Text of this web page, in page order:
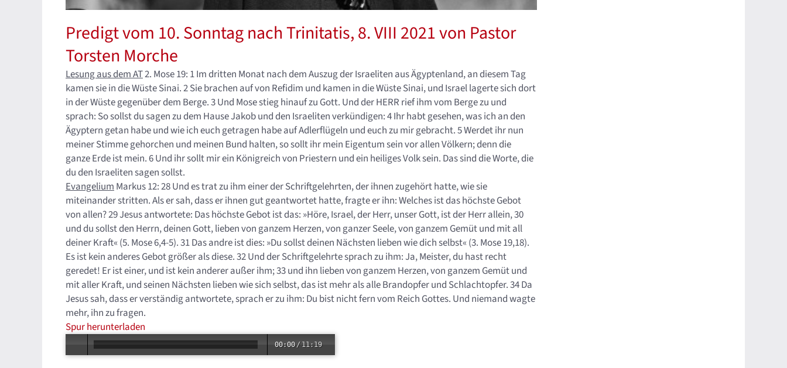
Predigt vom 10. Sonntag nach Trinitatis, 8. VIII 2021 von Pastor
Torsten Morche
Lesung aus dem AT2. Mose 19: 1 Im dritten Monat nach dem Auszug der Israeliten aus Ägyptenland, an diesem Tag
kamen sie in die Wüste Sinai. 2 Sie brachen auf von Refidim und kamen in die Wüste Sinai, und Israel lagerte sich dort
in der Wüste gegenüber dem Berge. 3 Und Mose stieg hinauf zu Gott. Und der HERR rief ihm vom Berge zu und
sprach: So sollst du sagen zu dem Hause Jakob und den Israeliten verkündigen: 4 Ihr habt gesehen, was ich an den
Ägyptern getan habe und wie ich euch getragen habe auf Adlerflügeln und euch zu mir gebracht. 5 Werdet ihr nun
meiner Stimme gehorchen und meinen Bund halten, so sollt ihr mein Eigentum sein vor allen Völkern; denn die
ganze Erde ist mein. 6 Und ihr sollt mir ein Königreich von Priestern und ein heiliges Volk sein. Das sind die Worte, die
du den Israeliten sagen sollst.
Evangelium Markus 12: 28 Und es trat zu ihm einer der Schriftgelehrten, der ihnen zugehört hatte, wie sie
miteinander stritten. Als er sah, dass er ihnen gut geantwortet hatte, fragte er ihn: Welches ist das höchste Gebot
von allen? 29 Jesus antwortete: Das höchste Gebot ist das: »Höre, Israel, der Herr, unser Gott, ist der Herr allein, 30
und du sollst den Herrn, deinen Gott, lieben von ganzem Herzen, von ganzer Seele, von ganzem Gemüt und mit all
deiner Kraft« (5. Mose 6,4-5). 31 Das andre ist dies: »Du sollst deinen Nächsten lieben wie dich selbst« (3. Mose 19,18).
Es ist kein anderes Gebot größer als diese. 32 Und der Schriftgelehrte sprach zu ihm: Ja, Meister, du hast recht
geredet! Er ist einer, und ist kein anderer außer ihm; 33 und ihn lieben von ganzem Herzen, von ganzem Gemüt und
mit aller Kraft, und seinen Nächsten lieben wie sich selbst, das ist mehr als alle Brandopfer und Schlachtopfer. 34 Da
Jesus sah, dass er verständig antwortete, sprach er zu ihm: Du bist nicht fern vom Reich Gottes. Und niemand wagte
mehr, ihn zu fragen.
Spur herunterladen
00:00 / 11:19